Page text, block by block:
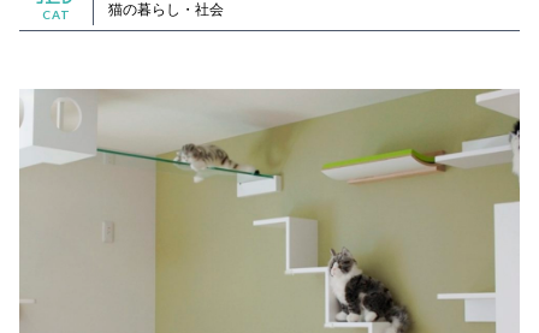
CAT 猫の暮らし・社会